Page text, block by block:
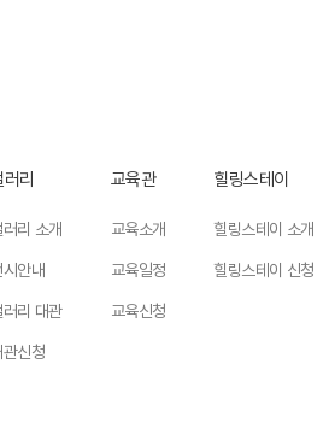
리
러리 소개
시안내
러리 대관
관신청
교육관
교육소개
교육일정
교육신청
힐링스테이
힐링스테이 소개
힐링스테이 신청